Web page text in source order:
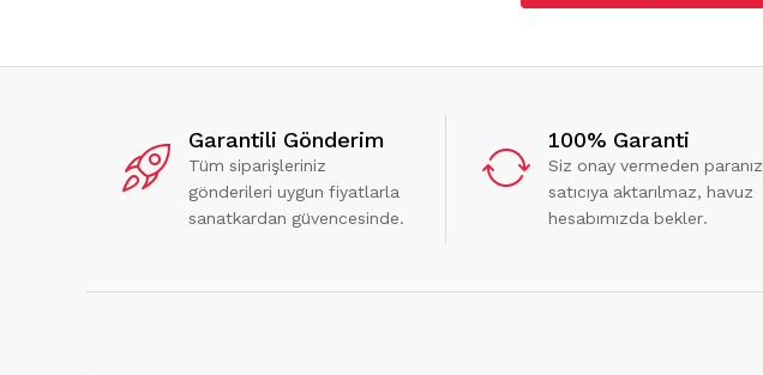
Garantili Gönderim
Tüm siparişleriniz
gönderileri uygun fiyatlarla
sanatkardan güvencesinde.
100% Garanti
Siz onay vermeden paranız
satıcıya aktarılmaz, havuz
hesabımızda bekler.